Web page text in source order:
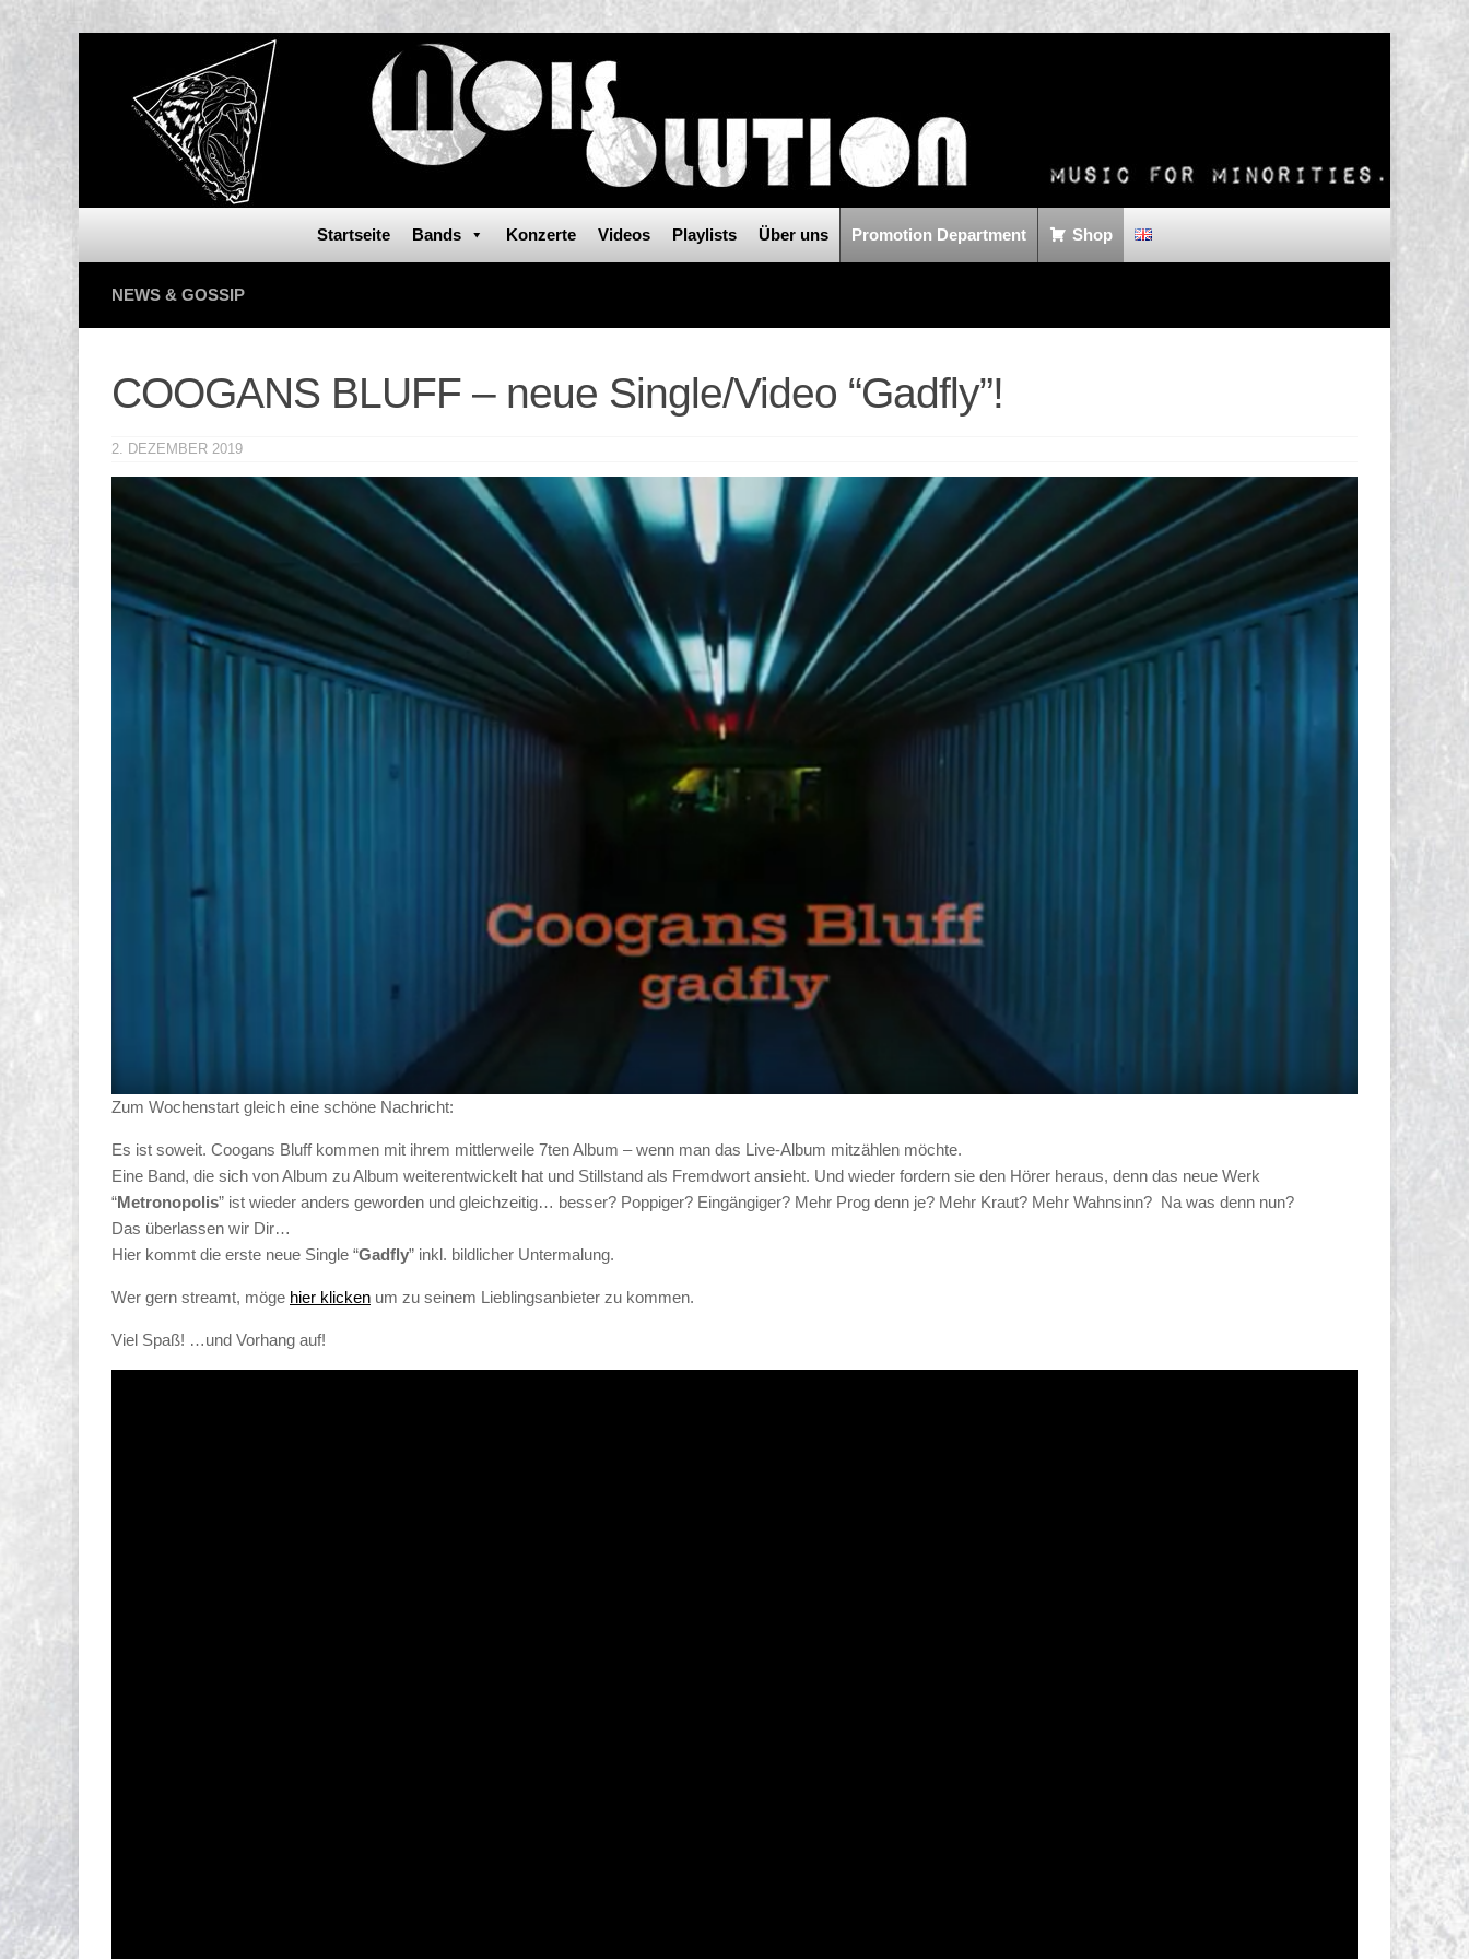
Startseite Bands Konzerte Videos Playlists Über uns Promotion Department Shop
NEWS & GOSSIP
COOGANS BLUFF – neue Single/Video “Gadfly”!
2. DEZEMBER 2019
Zum Wochenstart gleich eine schöne Nachricht:
Es ist soweit. Coogans Bluff kommen mit ihrem mittlerweile 7ten Album – wenn man das Live-Album mitzählen möchte.
Eine Band, die sich von Album zu Album weiterentwickelt hat und Stillstand als Fremdwort ansieht. Und wieder fordern sie den Hörer heraus, denn das neue Werk
“Metronopolis” ist wieder anders geworden und gleichzeitig… besser? Poppiger? Eingängiger? Mehr Prog denn je? Mehr Kraut? Mehr Wahnsinn? Na was denn nun?
Das überlassen wir Dir…
Hier kommt die erste neue Single “Gadfly” inkl. bildlicher Untermalung.
Wer gern streamt, möge hier klicken um zu seinem Lieblingsanbieter zu kommen.
Viel Spaß! …und Vorhang auf!